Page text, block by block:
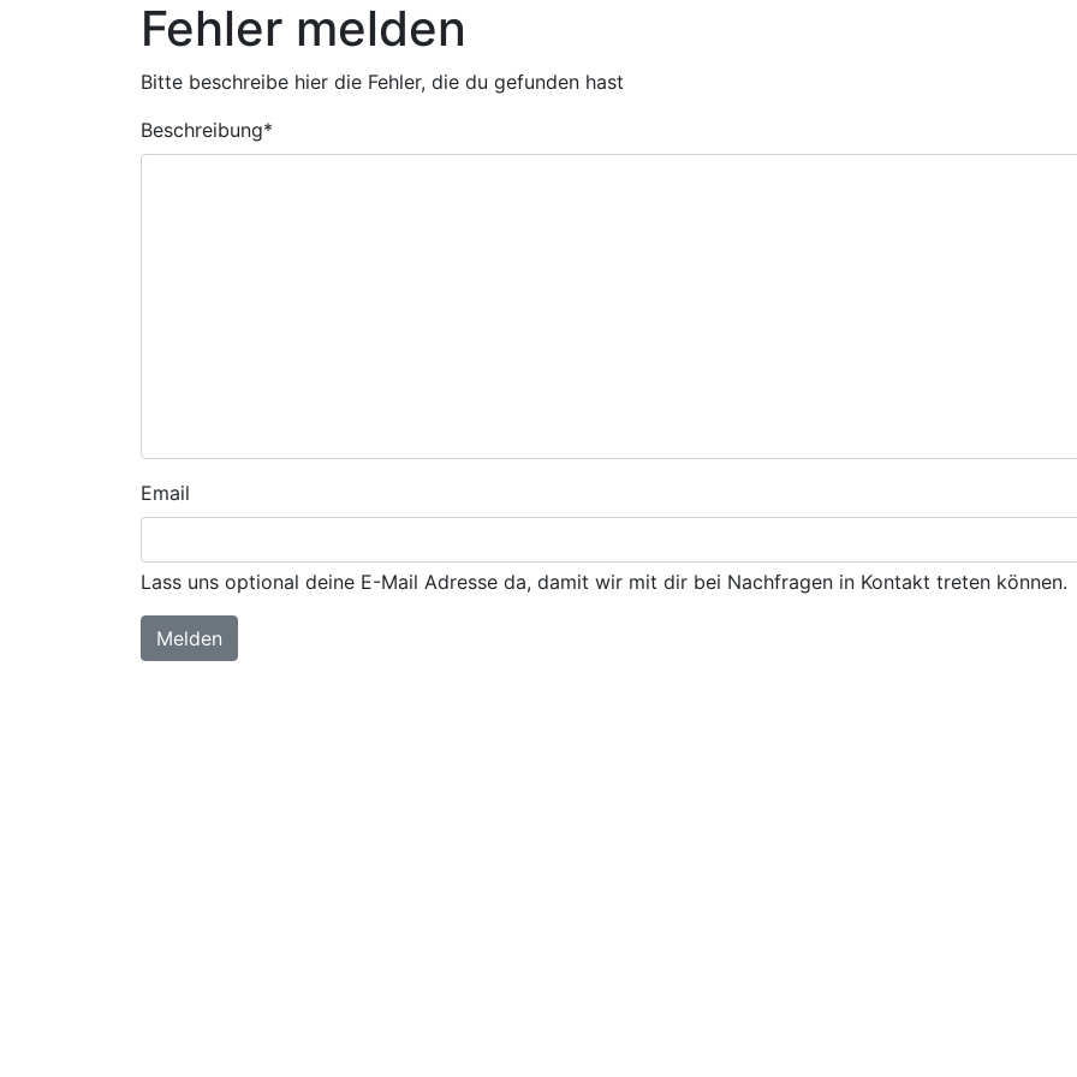
Fehler melden
Bitte beschreibe hier die Fehler, die du gefunden hast
Beschreibung*
Email
Lass uns optional deine E-Mail Adresse da, damit wir mit dir bei Nachfragen in Kontakt treten können.
Melden